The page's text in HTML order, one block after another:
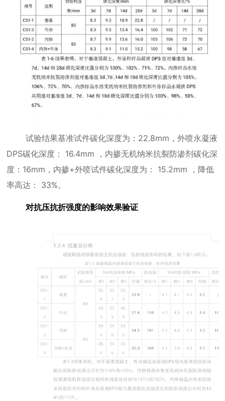
试验结果基准试件碳化深度为： 22.8mm ，外喷永凝液
DPS碳化深度： 16.4mm
，内掺无机纳米抗裂防渗剂碳化深
度： 16mm ，内掺+外喷试件碳化深度为： 15.2mm
，降低
率高达：
33%。
对抗压抗折强度的影响效果验证